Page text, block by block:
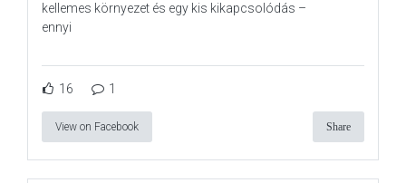
kellemes környezet és egy kis kikapcsolódás –
ennyi
16 1
View on Facebook Share